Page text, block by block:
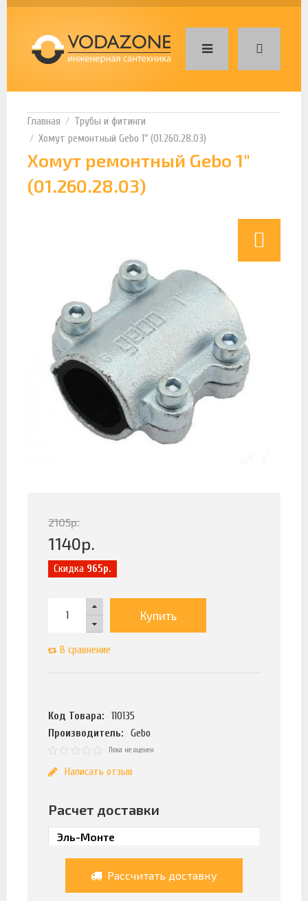
Трубы и фитинги
Хомут ремонтный Gebo 1" (01.260.28.03)
Хомут ремонтный Gebo 1"
(01.260.28.03)
2105р.
1140р.
Скидка 965р.
Купить
В сравнение
Код Товара:
110135
Производитель:
Gebo
Пока не оценен
Написать отзыв
Расчет доставки
Рассчитать доставку